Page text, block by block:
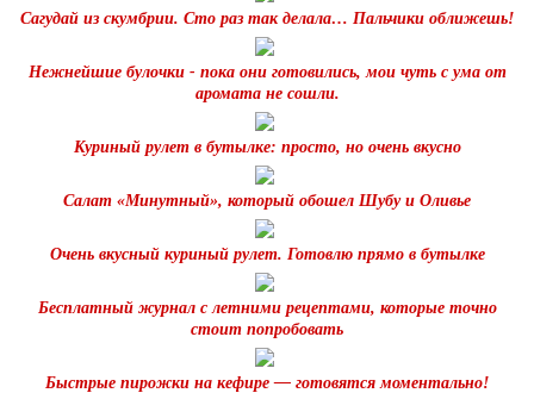
Сагудай из скумбрии. Сто раз так делала… Пальчики оближешь!
Нежнейшие булочки - пока они готовились, мои чуть с ума от
аромата не сошли.
Куриный рулет в бутылке: просто, но очень вкусно
Салат «Минутный», который обошел Шубу и Оливье
Очень вкусный куриный рулет. Готовлю прямо в бутылке
Бесплатный журнал с летними рецептами, которые точно
стоит попробовать
Быстрые пирожки на кефире — готовятся моментально!